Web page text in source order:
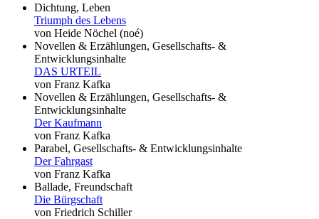
Dichtung, Leben
Triumph des Lebens
von Heide Nöchel (noé)
Novellen & Erzählungen, Gesellschafts- &
Entwicklungsinhalte
DAS URTEIL
von Franz Kafka
Novellen & Erzählungen, Gesellschafts- &
Entwicklungsinhalte
Der Kaufmann
von Franz Kafka
Parabel, Gesellschafts- & Entwicklungsinhalte
Der Fahrgast
von Franz Kafka
Ballade, Freundschaft
Die Bürgschaft
von Friedrich Schiller